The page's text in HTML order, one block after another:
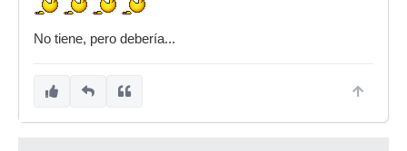
No tiene, pero debería...